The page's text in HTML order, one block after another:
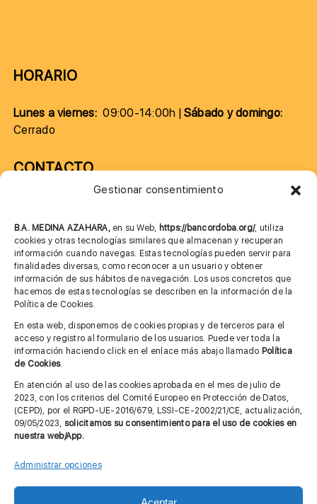
Gestionar consentimiento
B.A. MEDINA AZAHARA, en su Web, https://bancordoba.org/, utiliza
cookies y otras tecnologías similares que almacenan y recuperan
información cuando navegas. Estas tecnologías pueden servir para
finalidades diversas, como reconocer a un usuario y obtener
información de sus hábitos de navegación. Los usos concretos que
hacemos de estas tecnologías se describen en la información de la
Política de Cookies.
En esta web, disponemos de cookies propias y de terceros para el
acceso y registro al formulario de los usuarios. Puede ver toda la
información haciendo click en el enlace más abajo llamado Política
de Cookies.
En atención al uso de las cookies aprobada en el mes de julio de
2023, con los criterios del Comité Europeo en Protección de Datos,
(CEPD), por el RGPD-UE-2016/679, LSSI-CE-2002/21/CE, actualización,
09/05/2023, solicitamos su consentimiento para el uso de cookies en
nuestra web/App.
Administrar opciones
HORARIO
Lunes a viernes:09:00-14:00h |Sábado y domingo:
Cerrado
CONTACTO
685 901 226
MÁS INFORMACIÓN
Aviso legal
Política de privacidad
Cita previa FAGA